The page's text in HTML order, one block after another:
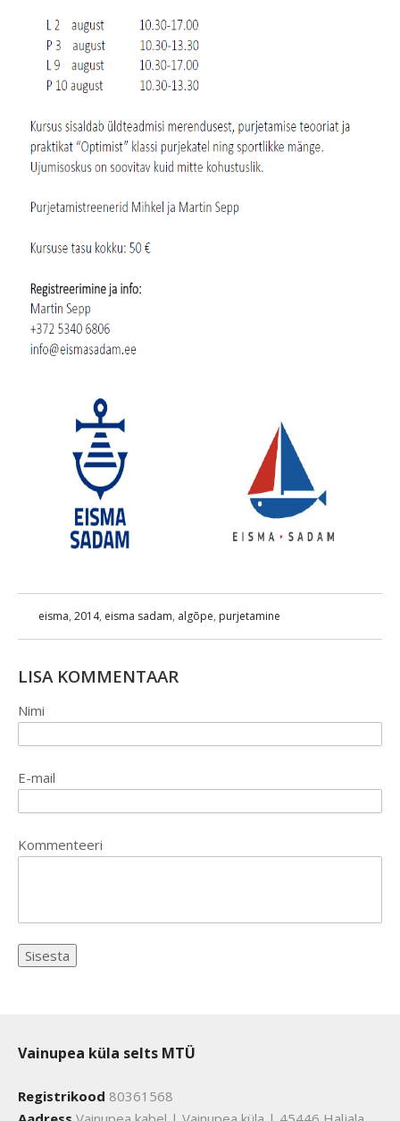
eisma, 2014, eisma sadam, algõpe, purjetamine
LISA KOMMENTAAR
Nimi
E-mail
Kommenteeri
Vainupea küla selts MTÜ
Registrikood 80361568